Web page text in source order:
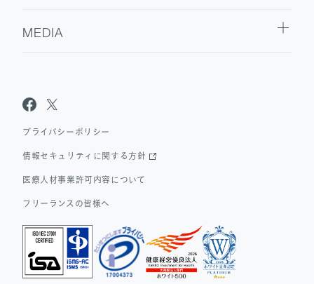
MEDIA
Dr.アルなび
プライバシーポリシー
情報セキュリティに関する方針
医療人材事業許可内容について
フリーランスの皆様へ